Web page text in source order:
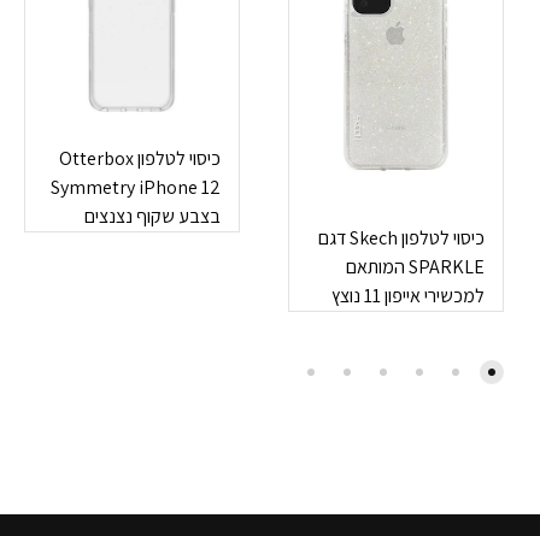
כיסוי לטלפון Skech דגם
SPARKLE המותאם
למכשירי אייפון 11 נוצץ
כיסוי לטלפון Otterbox
Symmetry iPhone 12
בצבע שקוף נצנצים